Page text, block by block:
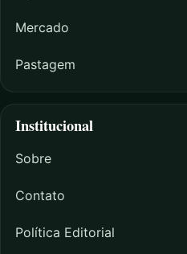
Mercado
Pastagem
Institucional
Sobre
Contato
Política Editorial